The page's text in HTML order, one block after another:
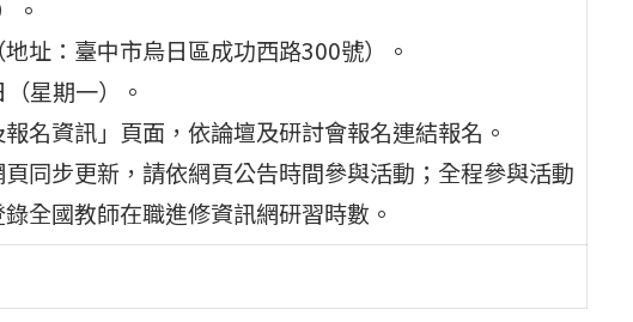
。
址：臺中市烏日區成功西路300號）。
星期一）。
名資訊」頁面，依論壇及研討會報名連結報名。
同步更新，請依網頁公告時間參與活動；全程參與活動
全國教師在職進修資訊網研習時數。